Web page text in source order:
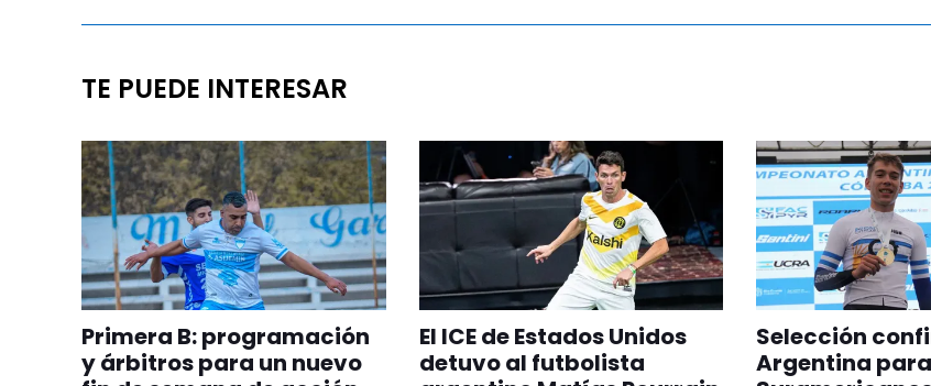
TE PUEDE INTERESAR
Primera B: programación
y árbitros para un nuevo
El ICE de Estados Unidos
detuvo al futbolista
Selección
Argentina